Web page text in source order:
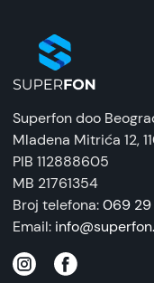
Superfon doo
Mladena Mitrića 12,
PIB 112888605
MB 21761354
Broj telefona:069
Email: